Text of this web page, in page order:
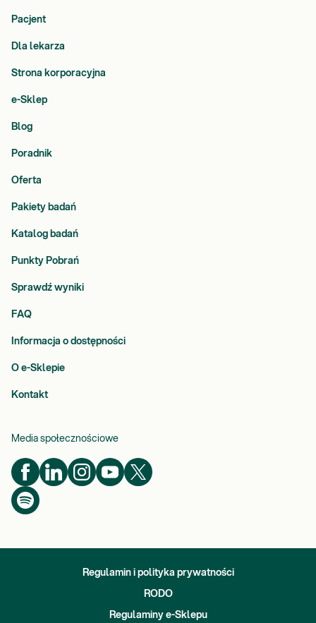
Pacjent
Dla lekarza
Strona korporacyjna
e-Sklep
Blog
Poradnik
Oferta
Pakiety badań
Katalog badań
Punkty Pobrań
Sprawdź wyniki
FAQ
Informacja o dostępności
O e-Sklepie
Kontakt
Media społecznościowe
Regulamin i polityka prywatności
RODO
Regulaminy e-Sklepu